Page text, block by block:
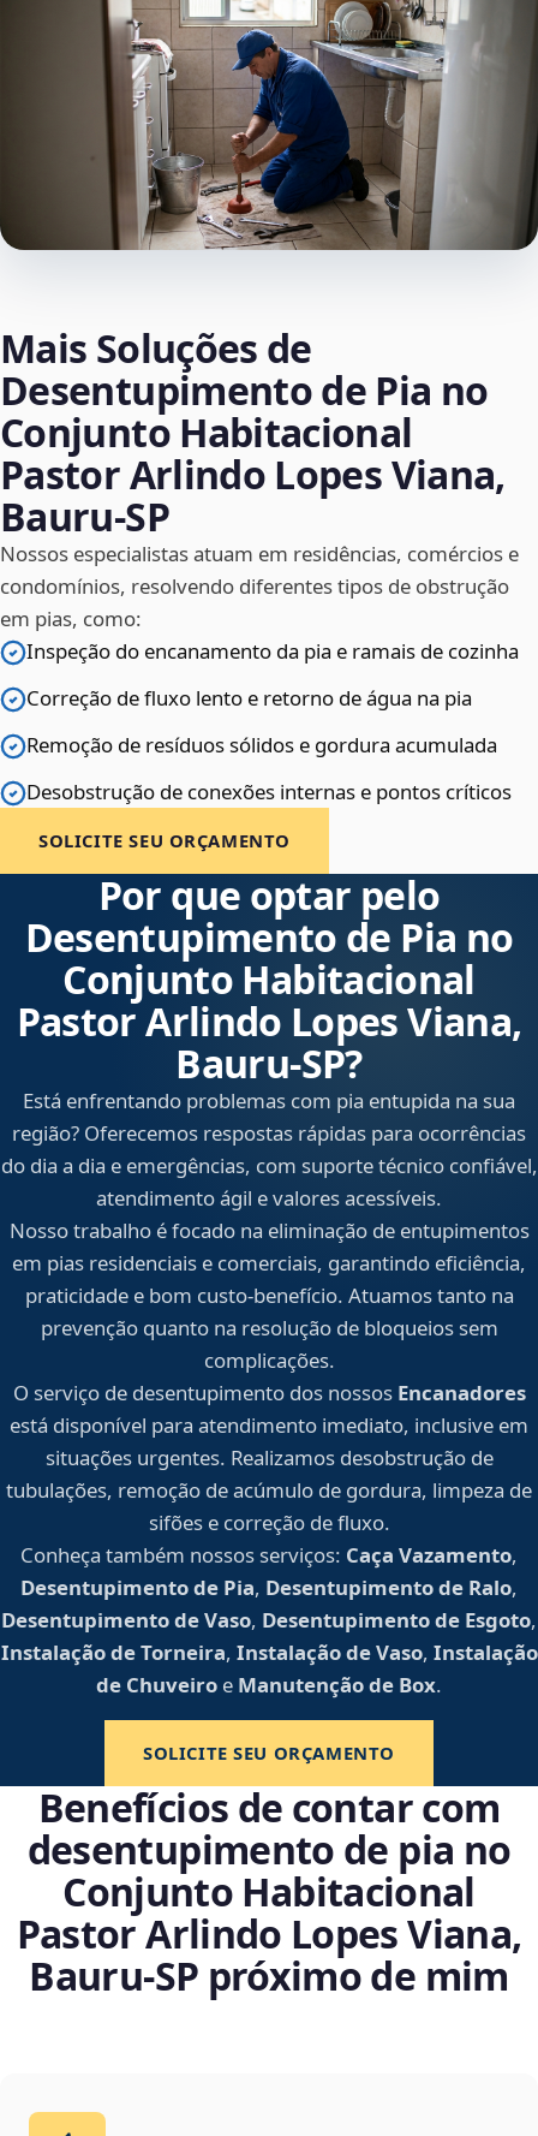
Mais Soluções de
Desentupimento de Pia no
Conjunto Habitacional
Pastor Arlindo Lopes Viana,
Bauru‑SP
Nossos especialistas atuam em residências, comércios e
condomínios, resolvendo diferentes tipos de obstrução
em pias, como:
Inspeção do encanamento da pia e ramais de cozinha
Correção de fluxo lento e retorno de água na pia
Remoção de resíduos sólidos e gordura acumulada
Desobstrução de conexões internas e pontos críticos
SOLICITE SEU ORÇAMENTO
Por que optar pelo
Desentupimento de Pia no
Conjunto Habitacional
Pastor Arlindo Lopes Viana,
Bauru‑SP?
Está enfrentando problemas com pia entupida na sua
região? Oferecemos respostas rápidas para ocorrências
do dia a dia e emergências, com suporte técnico confiável,
atendimento ágil e valores acessíveis.
Nosso trabalho é focado na eliminação de entupimentos
em pias residenciais e comerciais, garantindo eficiência,
praticidade e bom custo-benefício. Atuamos tanto na
prevenção quanto na resolução de bloqueios sem
complicações.
O serviço de desentupimento dos nossos Encanadores
está disponível para atendimento imediato, inclusive em
situações urgentes. Realizamos desobstrução de
tubulações, remoção de acúmulo de gordura, limpeza de
sifões e correção de fluxo.
Conheça também nossos serviços: Caça Vazamento,
Desentupimento de Pia, Desentupimento de Ralo,
Desentupimento de Vaso, Desentupimento de Esgoto,
Instalação de Torneira, Instalação de Vaso, Instalação
de Chuveiro e Manutenção de Box.
SOLICITE SEU ORÇAMENTO
Benefícios de contar com
desentupimento de pia no
Conjunto Habitacional
Pastor Arlindo Lopes Viana,
Bauru‑SP próximo de mim